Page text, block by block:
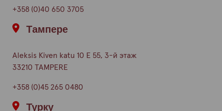
+358 (0)40 650 3705
Тампере
Aleksis Kiven katu 10 E 55, 3-й этаж
33210 TAMPERE
+358 (0)45 265 0480
Турку